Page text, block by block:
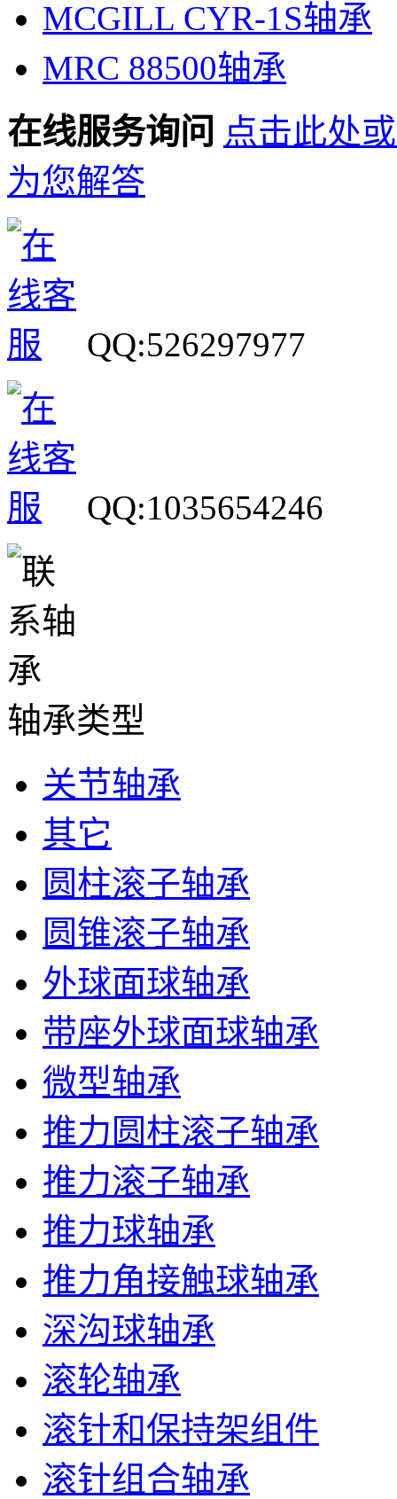
MCGILL CYR-1S轴承
MRC 88500轴承
在线服务询问 点击此处
为您解答
QQ:526297977
QQ:1035654246
轴承类型
关节轴承
其它
圆柱滚子轴承
圆锥滚子轴承
外球面球轴承
带座外球面球轴承
微型轴承
推力圆柱滚子轴承
推力滚子轴承
推力球轴承
推力角接触球轴承
深沟球轴承
滚轮轴承
滚针和保持架组件
滚针组合轴承